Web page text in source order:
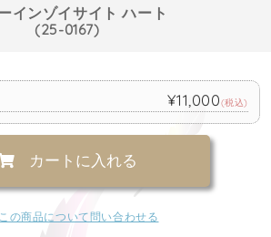
インゾイサイト ハート
(25-0167)
¥11,000(税込)
カートに入れる
この商品について問い合わせる